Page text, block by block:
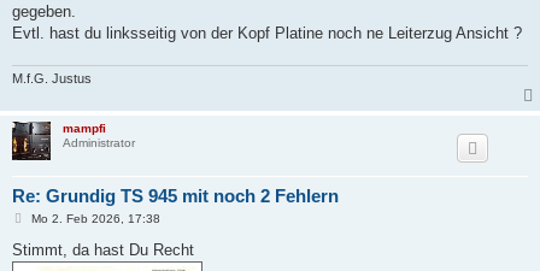
gegeben.
Evtl. hast du linksseitig von der Kopf Platine noch ne Leiterzug Ansicht ?
M.f.G. Justus
mampfi
Administrator
Re: Grundig TS 945 mit noch 2 Fehlern
B
i
t
Mo 2. Feb 2026, 17:38
Stimmt, da hast Du Recht